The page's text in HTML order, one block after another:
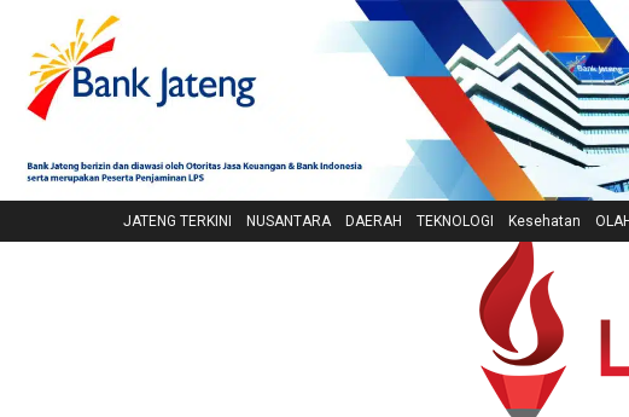
JATENG TERKINI NUSANTARA DAERAH TEKNOLOGI Kesehatan